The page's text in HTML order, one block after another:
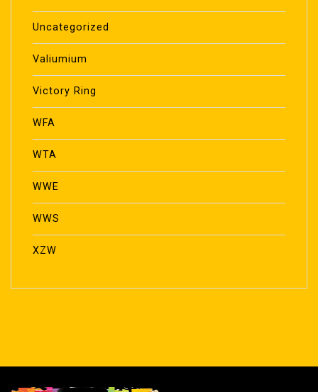
Uncategorized
Valiumium
Victory Ring
WFA
WTA
WWE
WWS
XZW